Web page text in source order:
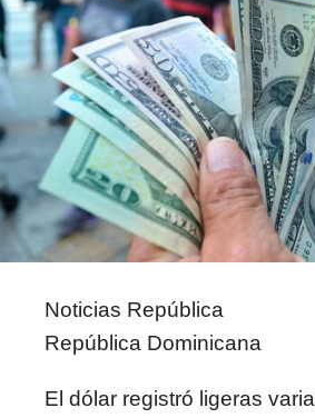
Noticias República
República Dominicana
El dólar registró ligeras